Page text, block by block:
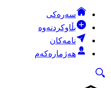
سەرەکی
بڵاوکردنەوە
نامەکان
هەژمارەکەم